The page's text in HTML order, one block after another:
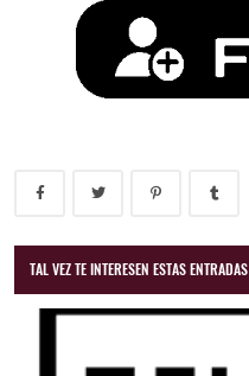
TAL VEZ TE INTERESEN ESTAS ENTRADAS